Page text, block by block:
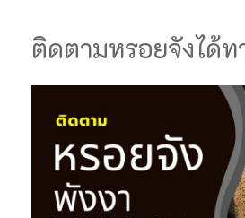
ติดตามหรอยจังได้ท